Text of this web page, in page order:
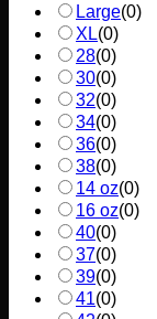
Large(0)
XL(0)
28(0)
30(0)
32(0)
34(0)
36(0)
38(0)
14 oz(0)
16 oz(0)
40(0)
37(0)
39(0)
41(0)